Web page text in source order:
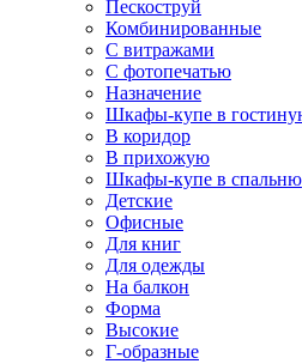
Пескоструй
Комбинированные
С витражами
С фотопечатью
Назначение
Шкафы-купе в
В коридор
В прихожую
Шкафы-купе в спальню
Детские
Офисные
Для книг
Для одежды
На балкон
Форма
Высокие
Г-образные